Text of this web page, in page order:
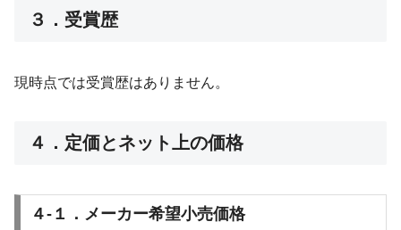
３．受賞歴
現時点では受賞歴はありません。
４．定価とネット上の価格
４-１．メーカー希望小売価格